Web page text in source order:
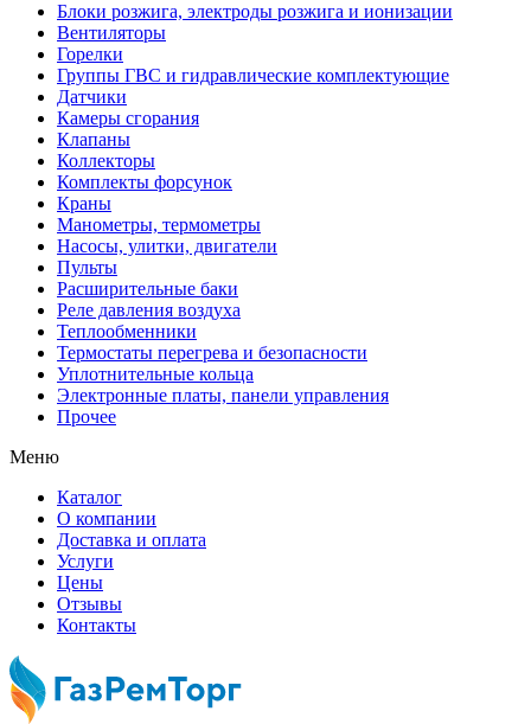
Блоки розжига, электроды розжига и ионизации
Вентиляторы
Горелки
Группы ГВС и гидравлические комплектующие
Датчики
Камеры сгорания
Клапаны
Коллекторы
Комплекты форсунок
Краны
Манометры, термометры
Насосы, улитки, двигатели
Пульты
Расширительные баки
Реле давления воздуха
Теплообменники
Термостаты перегрева и безопасности
Уплотнительные кольца
Электронные платы, панели управления
Прочее
Меню
Каталог
О компании
Доставка и оплата
Услуги
Цены
Отзывы
Контакты